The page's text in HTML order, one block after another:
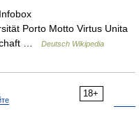
Porto Motto Virtus Unita
…
Deutsch Wikipedia
18+